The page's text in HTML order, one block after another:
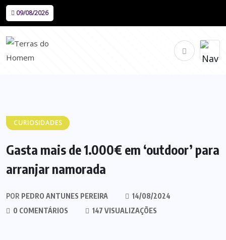
09/08/2026
CURIOSIDADES
Gasta mais de 1.000€ em ‘outdoor’ para
arranjar namorada
POR PEDRO ANTUNES PEREIRA
14/08/2024
0 COMENTÁRIOS
147 VISUALIZAÇÕES